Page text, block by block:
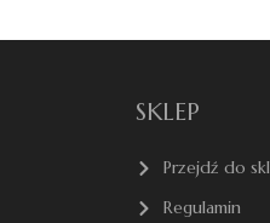
SKLEP
Przejdź do
Regulamin